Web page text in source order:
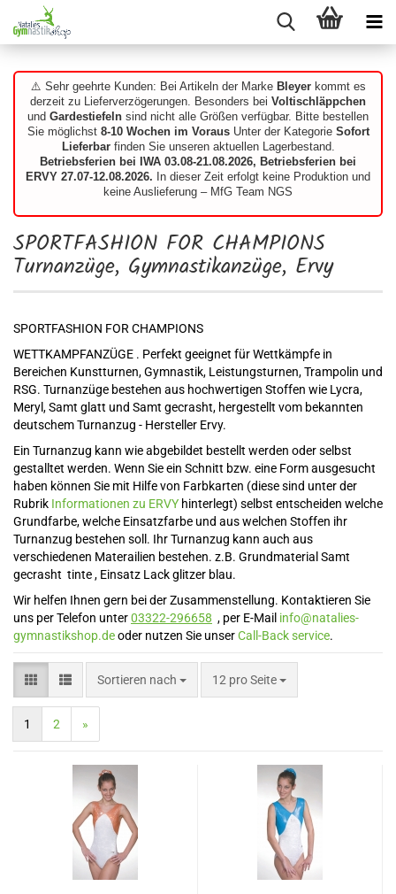
⚠️ Sehr geehrte Kunden: Bei Artikeln der Marke Bleyerkommt es
derzeit zu Lieferverzögerungen. Besonders bei Voltischläppchen
und Gardestiefeln sind nicht alle Größen verfügbar. Bitte bestellen
Sie möglichst 8-10 Wochen im VorausUnter der Kategorie Sofort
Lieferbarfinden Sie unseren aktuellen Lagerbestand.
Betriebsferien bei IWA 03.08-21.08.2026, Betriebsferien bei
ERVY 27.07-12.08.2026. In dieser Zeit erfolgt keine Produktion und
keine Auslieferung – MfG Team NGS
SPORTFASHION FOR CHAMPIONS
Turnanzüge, Gymnastikanzüge, Ervy
SPORTFASHION FOR CHAMPIONS
WETTKAMPFANZÜGE . Perfekt geeignet für Wettkämpfe in
Bereichen Kunstturnen, Gymnastik, Leistungsturnen, Trampolin und
RSG. Turnanzüge bestehen aus hochwertigen Stoffen wie Lycra,
Meryl, Samt glatt und Samt gecrasht, hergestellt vom bekannten
deutschem Turnanzug - Hersteller Ervy.
Ein Turnanzug kann wie abgebildet bestellt werden oder selbst
gestalltet werden. Wenn Sie ein Schnitt bzw. eine Form ausgesucht
haben können Sie mit Hilfe von Farbkarten (diese sind unter der
Rubrik Informationen zu ERVY hinterlegt) selbst entscheiden welche
Grundfarbe, welche Einsatzfarbe und aus welchen Stoffen ihr
Turnanzug bestehen soll. Ihr Turnanzug kann auch aus
verschiedenen Materailien bestehen. z.B. Grundmaterial Samt
gecrasht tinte , Einsatz Lack glitzer blau.
Wir helfen Ihnen gern bei der Zusammenstellung. Kontaktieren Sie
uns per Telefon unter03322-296658 , per E-Mail info@natalies-
gymnastikshop.deoder nutzen Sie unserCall-Back service.
Sortieren nach
Sortieren nach 12 pro Seite
pro Seite
1 2 »